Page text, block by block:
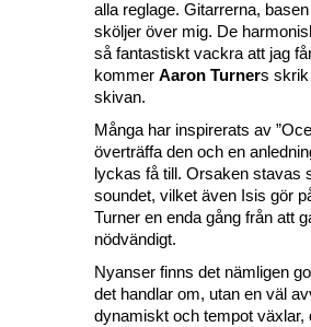
alla reglage. Gitarrerna,
sköljer över mig. De
så fantastiskt vackra att jag
kommer Aaron Turners skrik
skivan.
Många har inspirerats av
överträffa den och en
lyckas få till. Orsaken stavas
soundet, vilket även Isis gör
Turner en enda gång från att
nödvändigt.
Nyanser finns det nämligen
det handlar om, utan en väl
dynamiskt och tempot